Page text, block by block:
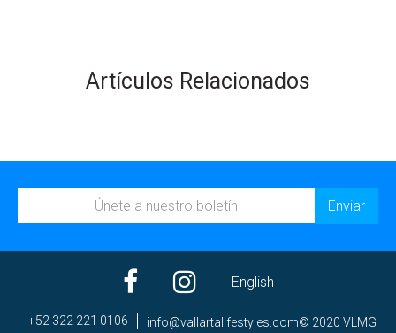
Artículos Relacionados
English
+52 322 221 0106 moc.s
elyts
efila
trall
av@of
ni © 2020 VLMG